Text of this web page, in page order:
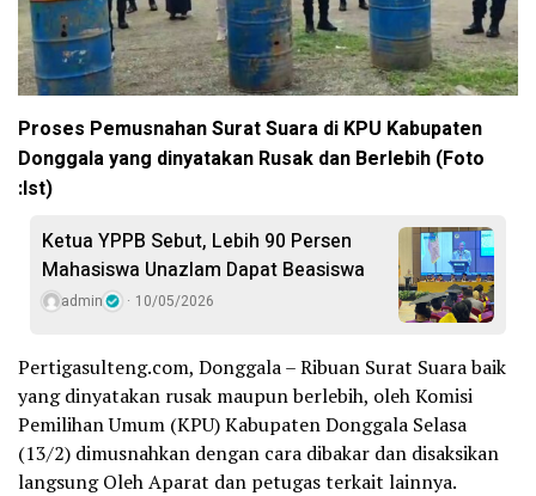
Proses Pemusnahan Surat Suara di KPU Kabupaten
Donggala yang dinyatakan Rusak dan Berlebih (Foto
:Ist)
Ketua YPPB Sebut, Lebih 90 Persen
Mahasiswa Unazlam Dapat Beasiswa
admin 10/05/2026
Pertigasulteng.com, Donggala – Ribuan Surat Suara baik
yang dinyatakan rusak maupun berlebih, oleh Komisi
Pemilihan Umum (KPU) Kabupaten Donggala Selasa
(13/2) dimusnahkan dengan cara dibakar dan disaksikan
langsung Oleh Aparat dan petugas terkait lainnya.